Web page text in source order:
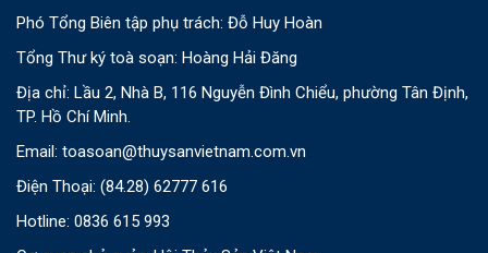
Phó Tổng Biên tập phụ trách: Đỗ Huy Hoàn
Tổng Thư ký toà soạn: Hoàng Hải Đăng
Địa chỉ: Lầu 2, Nhà B, 116 Nguyễn Đình Chiểu, phường Tân Định,
TP. Hồ Chí Minh.
Email: toasoan@thuysanvietnam.com.vn
Điện Thoại: (84.28) 62777 616
Hotline: 0836 615 993